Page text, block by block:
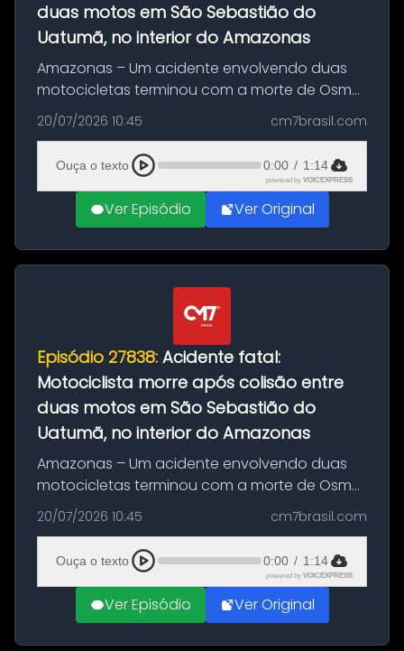
duas motos em São Sebastião do
Uatumã, no interior do Amazonas
Amazonas – Um acidente envolvendo duas
motocicletas terminou com a morte de Osmar
Figueiredo de Souza, de 38 anos, no município
de São Sebastião do Uatumã, no interior do
Amazonas. A colisão ocorreu n...
20/07/2026 10:45 cm7brasil.com
Ouça o texto 0:00 / 1:14
powered by VOICEXPRESS
Ver Episódio Ver Original
Episódio 27838: Acidente fatal:
Motociclista morre após colisão entre
duas motos em São Sebastião do
Uatumã, no interior do Amazonas
Amazonas – Um acidente envolvendo duas
motocicletas terminou com a morte de Osmar
Figueiredo de Souza, de 38 anos, no município
de São Sebastião do Uatumã, no interior do
Amazonas. A colisão ocorreu n...
20/07/2026 10:45 cm7brasil.com
Ouça o texto 0:00 / 1:14
powered by VOICEXPRESS
Ver Episódio Ver Original